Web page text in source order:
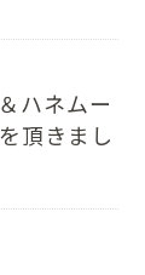
ハネムー
頂きまし